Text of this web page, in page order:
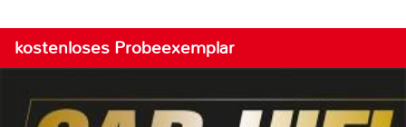
kostenloses Probeexemplar